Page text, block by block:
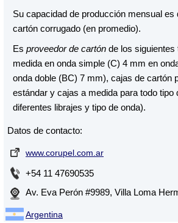
Su capacidad de producción mensual es
cartón corrugado (en promedio).
Es proveedor de cartón de los
medida en onda simple (C) 4 mm en
onda doble (BC) 7 mm), cajas de cartón
estándar y cajas a medida para todo tipo
diferentes librajes y tipo de onda).
Datos de contacto:
www.corupel.com.ar
+54 11 47690535
Av. Eva Perón #9989, Villa Loma
Argentina